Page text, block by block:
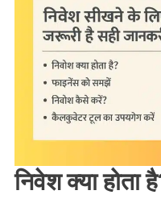
निवेश क्या